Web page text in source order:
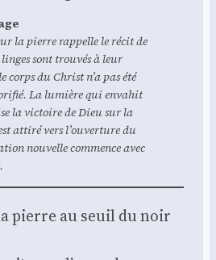
la pierre rap­pelle le récit de
sont trou­vés à leur
corps du Christ n’a pas été
La lumière qui enva­hit
la vic­toire de Dieu sur la
atti­ré vers l’ouverture du
nou­velle com­mence avec
pierre au seuil du noir